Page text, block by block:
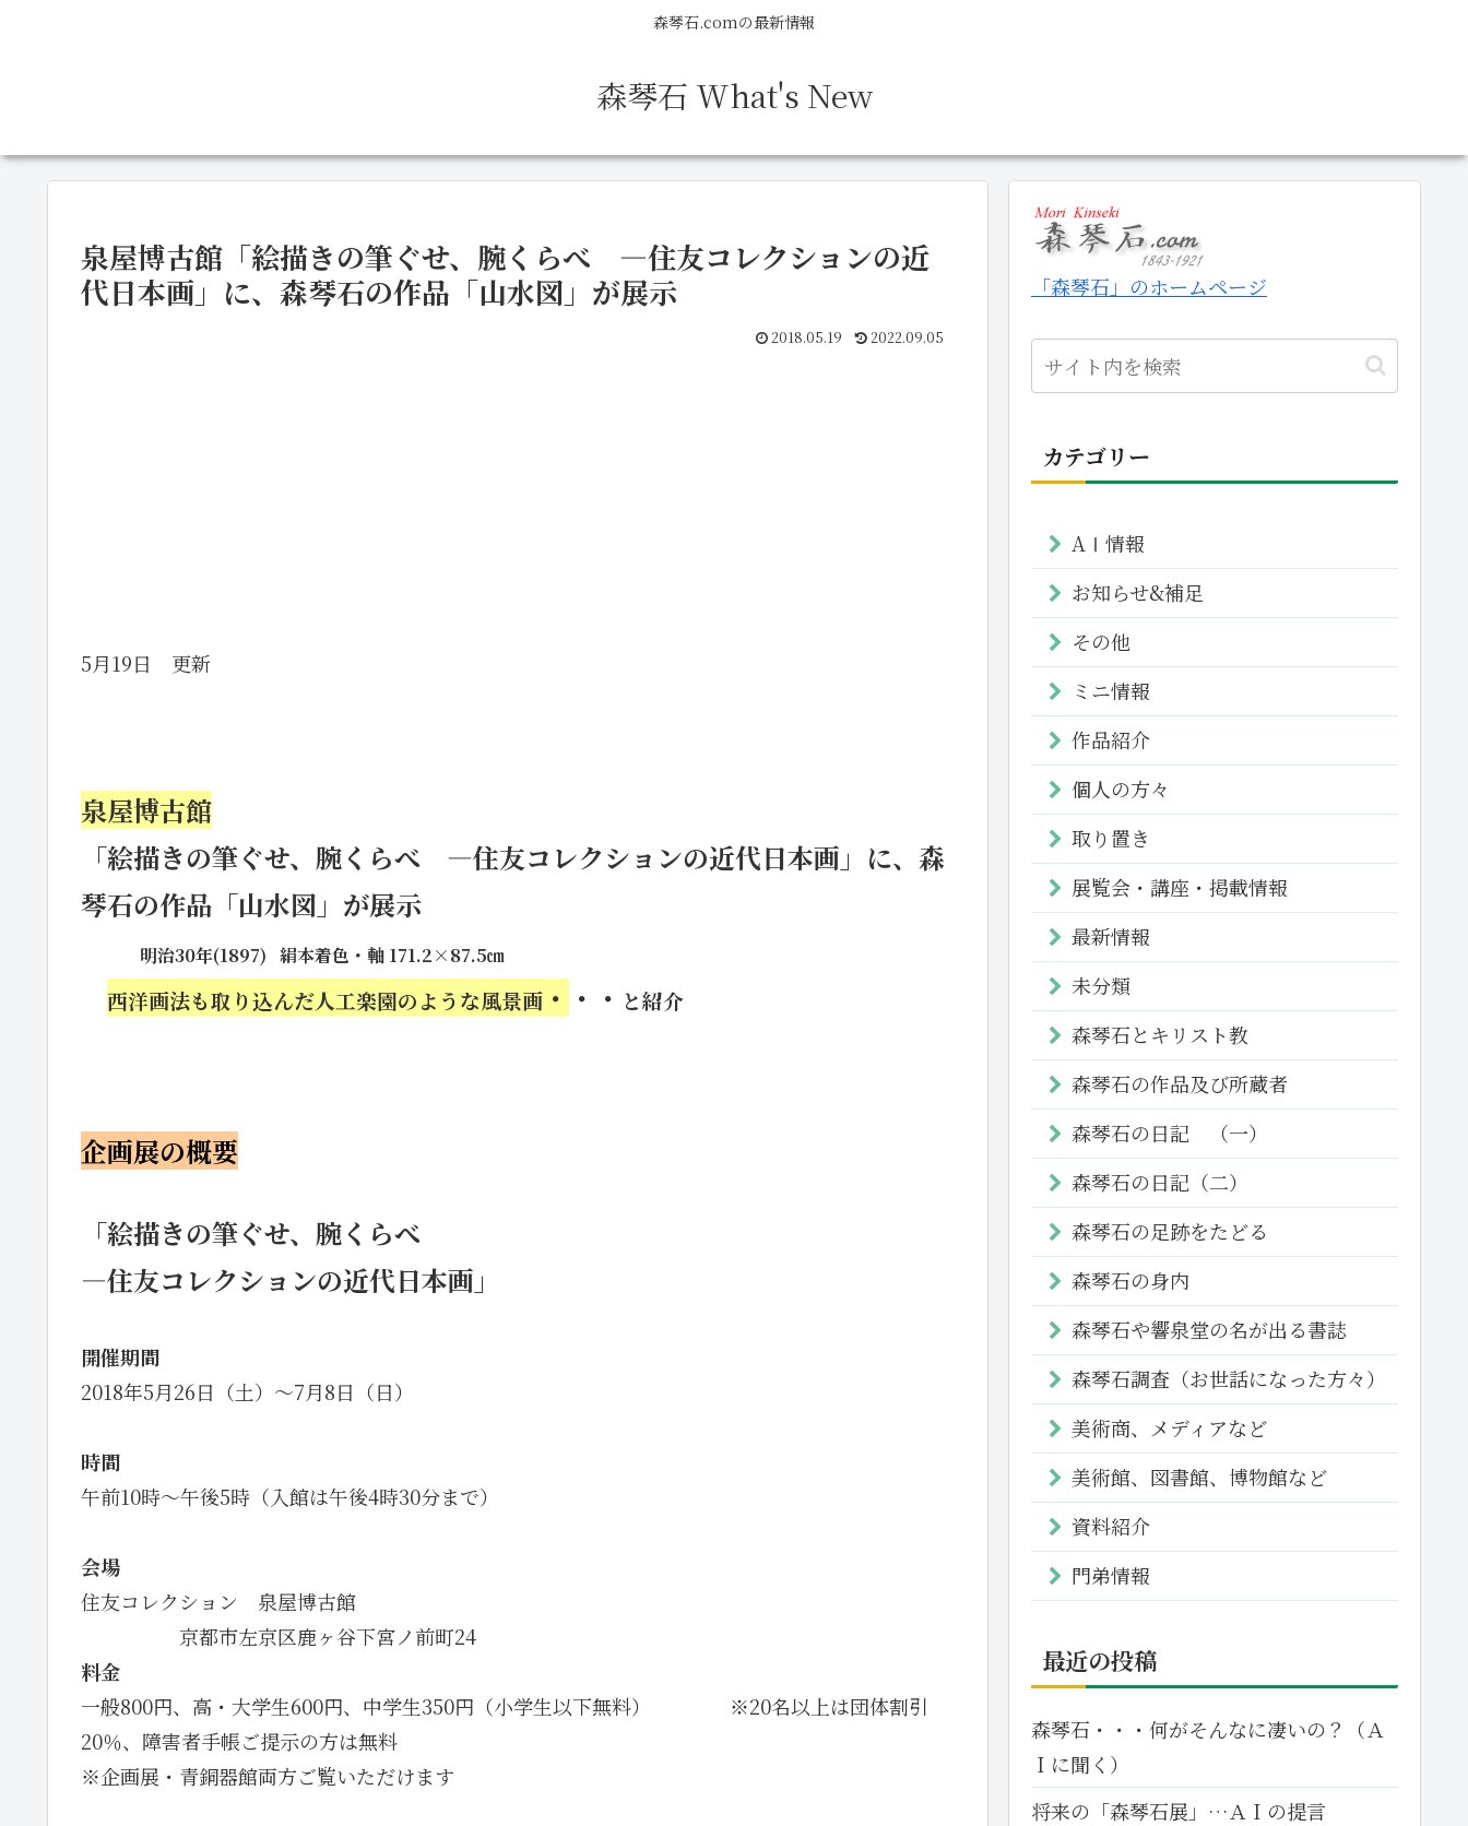
森琴石.comの最新情報
森琴石 What's New
泉屋博古館「絵描きの筆ぐせ、腕くらべ ―住友コレクションの近
代日本画」に、森琴石の作品「山水図」が展示
2018.05.19 2022.09.05
5月19日 更新
泉屋博古館
「絵描きの筆ぐせ、腕くらべ ―住友コレクションの近代日本画」に、 森
琴石の作品「山水図」が展示
明治30年(1897) 絹本着色・軸 171.2×87.5㎝
西洋画法も取り込んだ人工楽園のような風景画 ・ ・・ と紹介
企画展の概要
「絵描きの筆ぐせ、腕くらべ
―住友コレクションの近代日本画」
開催期間
2018年5月26日（土）～7月8日（日）
時間
午前10時～午後5時（入館は午後4時30分まで）
会場
住友コレクション 泉屋博古館
京都市左京区鹿ヶ谷下宮ノ前町24
料金
一般800円、高・大学生600円、中学生350円（小学生以下無料） ※20名以上は団体割引
20％、障害者手帳ご提示の方は無料
※企画展・青銅器館両方ご覧いただけます
「森琴石」のホームページ
カテゴリー
AⅠ情報
お知らせ&補足
その他
ミニ情報
作品紹介
個人の方々
取り置き
展覧会・講座・掲載情報
最新情報
未分類
森琴石とキリスト教
森琴石の作品及び所蔵者
森琴石の日記 （一）
森琴石の日記（二）
森琴石の足跡をたどる
森琴石の身内
森琴石や響泉堂の名が出る書誌
森琴石調査（お世話になった方々）
美術商、メディアなど
美術館、図書館、博物館など
資料紹介
門弟情報
最近の投稿
森琴石・・・何がそんなに凄いの？（Ａ
Ｉに聞く）
将来の「森琴石展」…ＡＩの提言